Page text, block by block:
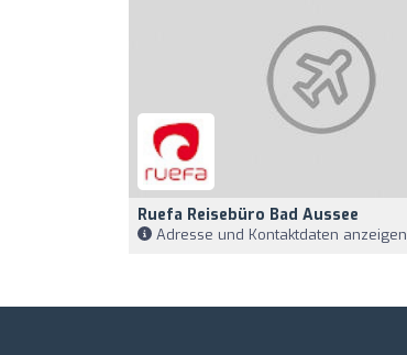
Ruefa Reisebüro Bad Aussee
Adresse und Kontaktdaten anzeigen